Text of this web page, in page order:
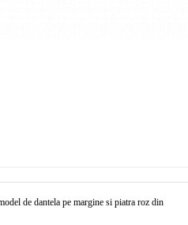
de dantela pe margine si piatra roz din